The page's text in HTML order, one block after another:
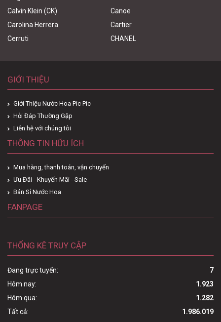
Calvin Klein (CK)
Canoe
Carolina Herrera
Cartier
Cerruti
CHANEL
GIỚI THIỆU
Giới Thiệu Nước Hoa Pic Pic
Hỏi Đáp Thường Gặp
Liên hệ với chúng tôi
THÔNG TIN HỮU ÍCH
Mua hàng, thanh toán, vận chuyển
Ưu Đãi - Khuyến Mãi - Sale
Bán Sỉ Nước Hoa
FANPAGE
THỐNG KÊ TRUY CẬP
Đang trực tuyến:
7
Hôm nay:
1.923
Hôm qua:
1.282
Tất cả:
1.986.019